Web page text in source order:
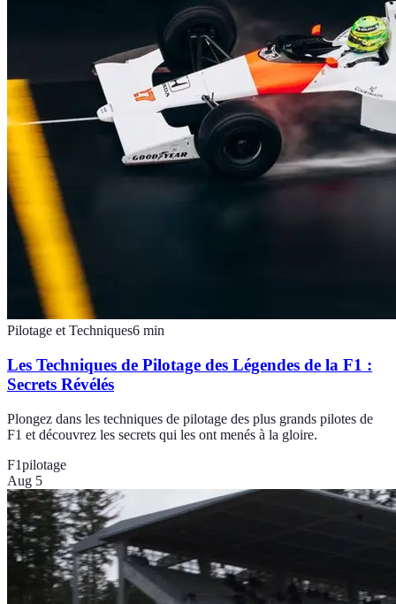
Pilotage et Techniques6 min
Les Techniques de Pilotage des Légendes de la F1 :
Secrets Révélés
Plongez dans les techniques de pilotage des plus grands pilotes de
F1 et découvrez les secrets qui les ont menés à la gloire.
F1pilotage
Aug 5